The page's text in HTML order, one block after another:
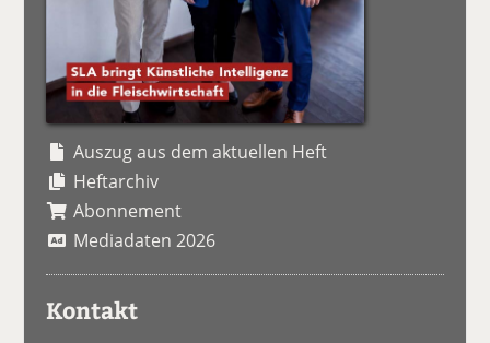
Auszug aus dem aktuellen Heft
Heftarchiv
Abonnement
Mediadaten 2026
Kontakt